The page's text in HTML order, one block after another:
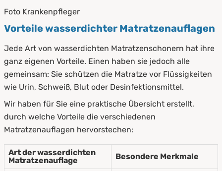
Foto Krankenpfleger
Vorteile wasserdichter Matratzenauflagen
Jede Art von wasserdichten Matratzenschonern hat ihre
ganz eigenen Vorteile. Einen haben sie jedoch alle
gemeinsam: Sie schützen die Matratze vor Flüssigkeiten
wie Urin, Schweiß, Blut oder Desinfektionsmittel.
Wir haben für Sie eine praktische Übersicht erstellt,
durch welche Vorteile die verschiedenen
Matratzenauflagen hervorstechen:
Art der wasserdichten
Matratzenauflage
Besondere Merkmale